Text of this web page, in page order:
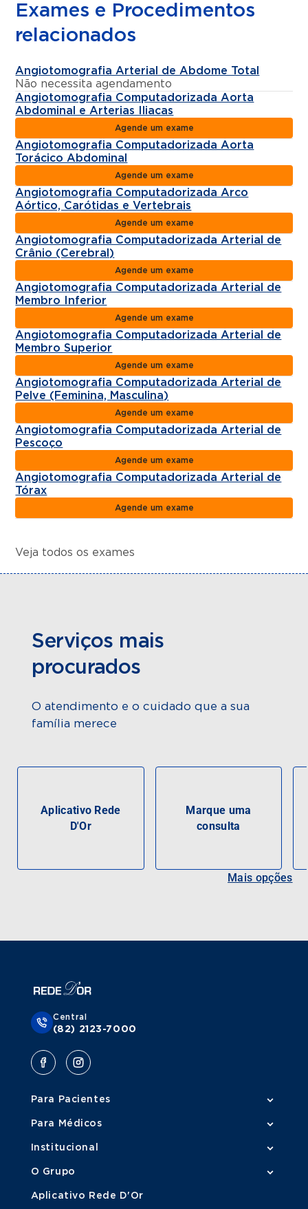
Exames e Procedimentos
relacionados
Angiotomografia Arterial de Abdome Total
Não necessita agendamento
Angiotomografia Computadorizada Aorta
Abdominal e Arterias Iliacas
Agende um exame
Angiotomografia Computadorizada Aorta
Torácico Abdominal
Agende um exame
Angiotomografia Computadorizada Arco
Aórtico, Carótidas e Vertebrais
Agende um exame
Angiotomografia Computadorizada Arterial de
Crânio (Cerebral)
Agende um exame
Angiotomografia Computadorizada Arterial de
Membro Inferior
Agende um exame
Angiotomografia Computadorizada Arterial de
Membro Superior
Agende um exame
Angiotomografia Computadorizada Arterial de
Pelve (Feminina, Masculina)
Agende um exame
Angiotomografia Computadorizada Arterial de
Pescoço
Agende um exame
Angiotomografia Computadorizada Arterial de
Tórax
Agende um exame
Veja todos os exames
Serviços mais
procurados
O atendimento e o cuidado que a sua
família merece
Aplicativo Rede
D'Or
Marque uma
consulta
Mais opções
Central
(82) 2123-7000
Para Pacientes
Para Médicos
Institucional
O Grupo
Aplicativo Rede D'Or